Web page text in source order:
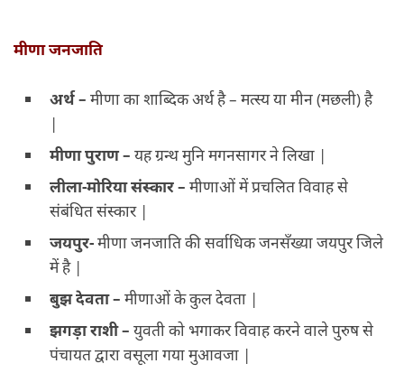
मीणा जनजाति
अर्थ – मीणा का शाब्दिक अर्थ है – मत्स्य या मीन (मछली) है
|
मीणा पुराण – यह ग्रन्थ मुनि मगनसागर ने लिखा |
लीला-मोरिया संस्कार – मीणाओं में प्रचलित विवाह से
संबंधित संस्कार |
जयपुर-मीणा जनजाति की सर्वाधिक जनसँख्या जयपुर जिले
में है |
बुझ देवता – मीणाओं के कुल देवता |
झगड़ा राशी – युवती को भगाकर विवाह करने वाले पुरुष से
पंचायत द्वारा वसूला गया मुआवजा |